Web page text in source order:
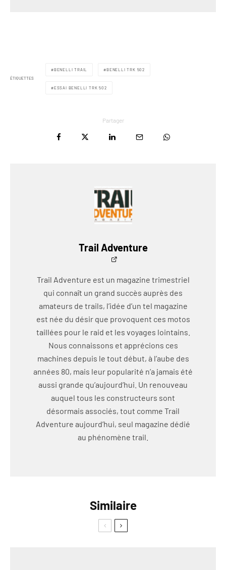
ÉTIQUETTES
BENELLI TRAIL BENELLI TRK 502
ESSAI BENELLI TRK 502
Partager
Trail Adventure
Trail Adventure est un magazine trimestriel
qui connaît un grand succès auprès des
amateurs de trails, l’idée d’un tel magazine
est née du désir que provoquent ces motos
taillées pour le raid et les voyages lointains.
Nous connaissons et apprécions ces
machines depuis le tout début, à l’aube des
années 80, mais leur popularité n’a jamais été
aussi grande qu’aujourd’hui. Un renouveau
auquel tous les constructeurs sont
désormais associés, tout comme Trail
Adventure aujourd’hui, seul magazine dédié
au phénomène trail.
Similaire